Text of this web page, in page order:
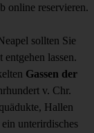
online reservieren.
sollten Sie
lassen.
Gassen der
v. Chr.
Hallen
unterirdisches